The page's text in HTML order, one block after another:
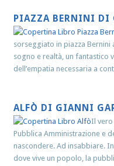
PIAZZA BERNINI DI
sorseggiato in piazza Bernini
sogno e realtà, un fantastico
dell’empatia necessaria a
ALFÒ DI GIANNI
Il vero
Pubblica Amministrazione e
nascondere. Ad insabbiare.
dove vive un popolo, la